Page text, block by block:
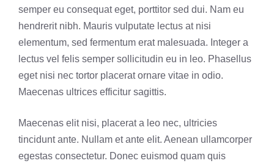
semper eu consequat eget, porttitor sed dui. Nam eu
hendrerit nibh. Mauris vulputate lectus at nisi
elementum, sed fermentum erat malesuada. Integer a
lectus vel felis semper sollicitudin eu in leo. Phasellus
eget nisi nec tortor placerat ornare vitae in odio.
Maecenas ultrices efficitur sagittis.
Maecenas elit nisi, placerat a leo nec, ultricies
tincidunt ante. Nullam et ante elit. Aenean ullamcorper
egestas consectetur. Donec euismod quam quis